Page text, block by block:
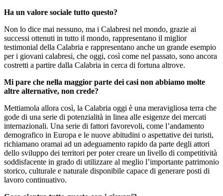
Ha un valore sociale tutto questo?
Non lo dice mai nessuno, ma i Calabresi nel mondo, grazie ai
successi ottenuti in tutto il mondo, rappresentano il miglior
testimonial della Calabria e rappresentano anche un grande esempio
per i giovani calabresi, che oggi, così come nel passato, sono ancora
costretti a partire dalla Calabria in cerca di fortuna altrove.
Mi pare che nella maggior parte dei casi non abbiamo molte
altre alternative, non crede?
Mettiamola allora così, la Calabria oggi è una meravigliosa terra che
gode di una serie di potenzialità in linea alle esigenze dei mercati
internazionali. Una serie di fattori favorevoli, come l’andamento
demografico in Europa e le nuove abitudini o aspettative dei turisti,
richiamano oramai ad un adeguamento rapido da parte degli attori
dello sviluppo dei territori per poter creare un livello di competitività
soddisfacente in grado di utilizzare al meglio l’importante patrimonio
storico, culturale e naturale disponibile capace di generare posti di
lavoro continuativo.